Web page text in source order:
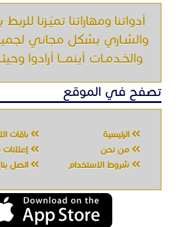
شروط الاستخدام
اتصل بنا
لتقنية المعلومات